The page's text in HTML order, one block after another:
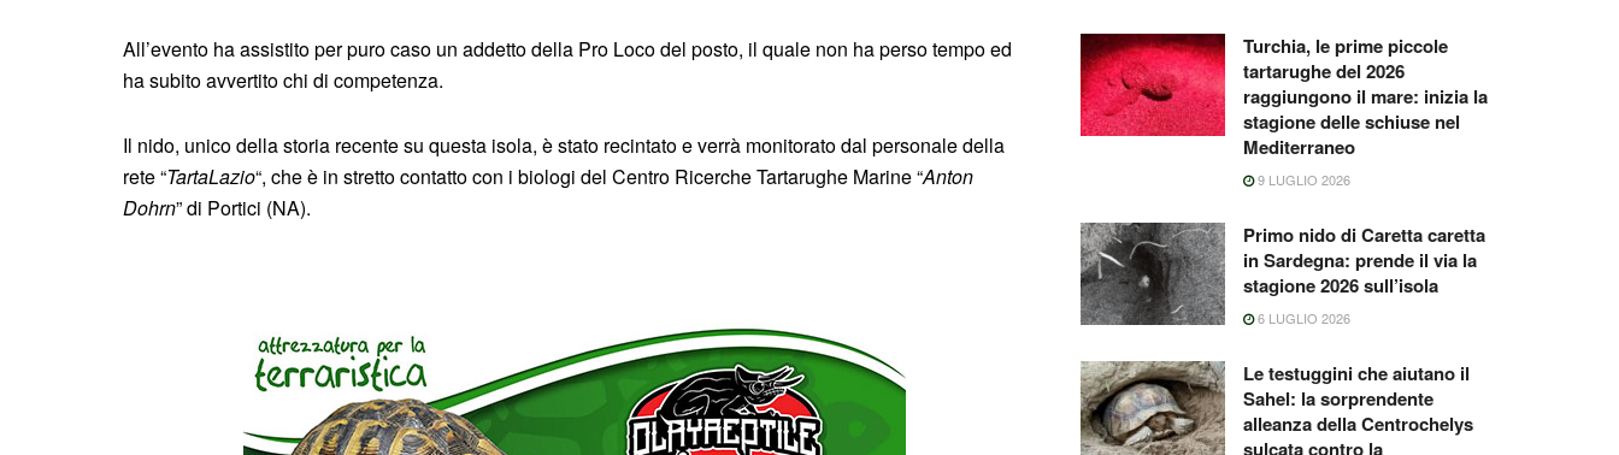
All’evento ha assistito per puro caso un addetto della Pro Loco del posto, il quale non ha perso tempo ed
ha subito avvertito chi di competenza.
Il nido, unico della storia recente su questa isola, è stato recintato e verrà monitorato dal personale della
rete “TartaLazio“, che è in stretto contatto con i biologi del Centro Ricerche Tartarughe Marine “Anton
Dohrn” di Portici (NA).
Turchia, le prime piccole
tartarughe del 2026
raggiungono il mare: inizia la
stagione delle schiuse nel
Mediterraneo
9 LUGLIO 2026
Primo nido di Caretta caretta
in Sardegna: prende il via la
stagione 2026 sull’isola
6 LUGLIO 2026
Le testuggini che aiutano il
Sahel: la sorprendente
alleanza della Centrochelys
sulcata contro la